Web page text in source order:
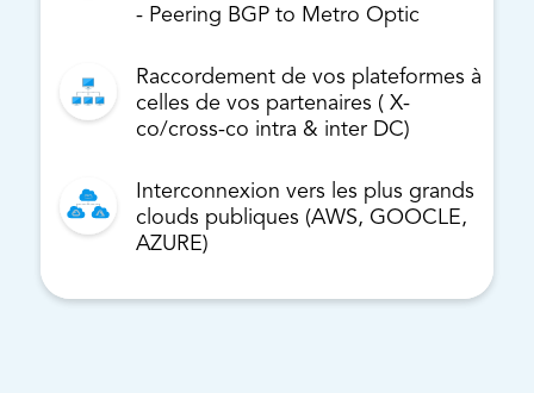
- Peering BGP to Metro Optic
Raccordement de vos plateformes à
celles de vos partenaires ( X-
co/cross-co intra & inter DC)
Interconnexion vers les plus grands
clouds publiques (AWS, GOOCLE,
AZURE)